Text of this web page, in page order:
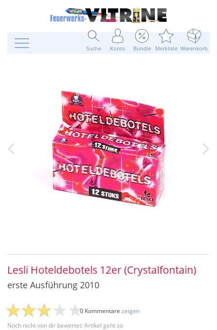
Suche Konto Bundle Merkliste Warenkorb
Lesli Hoteldebotels 12er (Crystalfontain)
erste Ausführung 2010
Noch nicht von dir bewertet: Artikel geht so
0 Kommentare zeigen